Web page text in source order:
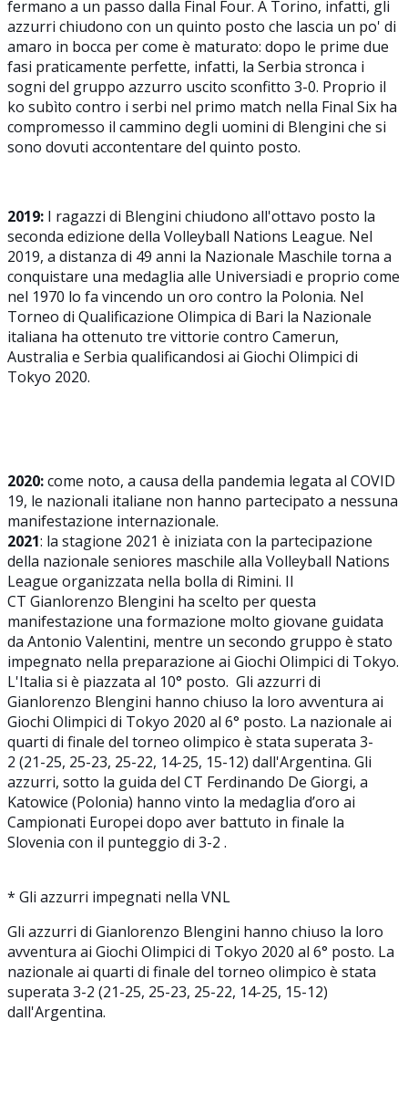
fermano a un passo dalla Final Four. A Torino, infatti, gli
azzurri chiudono con un quinto posto che lascia un po' di
amaro in bocca per come è maturato: dopo le prime due
fasi praticamente perfette, infatti, la Serbia stronca i
sogni del gruppo azzurro uscito sconfitto 3-0. Proprio il
ko subìto contro i serbi nel primo match nella Final Six ha
compromesso il cammino degli uomini di Blengini che si
sono dovuti accontentare del quinto posto.
2019: I ragazzi di Blengini chiudono all'ottavo posto la
seconda edizione della Volleyball Nations League. Nel
2019, a distanza di 49 anni la Nazionale Maschile torna a
conquistare una medaglia alle Universiadi e proprio come
nel 1970 lo fa vincendo un oro contro la Polonia. Nel
Torneo di Qualificazione Olimpica di Bari la Nazionale
italiana ha ottenuto tre vittorie contro Camerun,
Australia e Serbia qualificandosi ai Giochi Olimpici di
Tokyo 2020.
2020:come noto, a causa della pandemia legata al COVID
19, le nazionali italiane non hanno partecipato a nessuna
manifestazione internazionale.
2021: la stagione 2021 è iniziata con la partecipazione
della nazionale seniores maschile alla Volleyball Nations
League organizzata nella bolla di Rimini. Il
CT Gianlorenzo Blengini ha scelto per questa
manifestazione una formazione molto giovane guidata
da Antonio Valentini, mentre un secondo gruppo è stato
impegnato nella preparazione ai Giochi Olimpici di Tokyo.
L'Italia si è piazzata al 10° posto. Gli azzurri di
Gianlorenzo Blengini hanno chiuso la loro avventura ai
Giochi Olimpici di Tokyo 2020 al 6° posto. La nazionale ai
quarti di finale del torneo olimpico è stata superata 3-
2 (21-25, 25-23, 25-22, 14-25, 15-12) dall'Argentina. Gli
azzurri, sotto la guida del CT Ferdinando De Giorgi, a
Katowice (Polonia) hanno vinto la medaglia d’oro ai
Campionati Europei dopo aver battuto in finale la
Slovenia con il punteggio di 3-2 .
* Gli azzurri impegnati nella VNL
Gli azzurri di Gianlorenzo Blengini hanno chiuso la loro
avventura ai Giochi Olimpici di Tokyo 2020 al 6° posto. La
nazionale ai quarti di finale del torneo olimpico è stata
superata 3-2 (21-25, 25-23, 25-22, 14-25, 15-12)
dall'Argentina.